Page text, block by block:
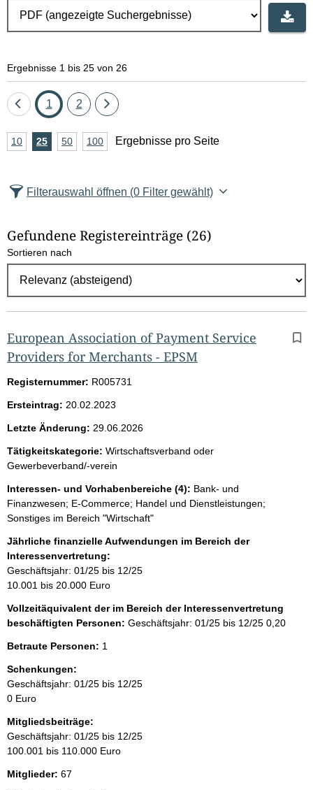
Ergebnisse 1 bis 25 von 26
Eine
zurück
Seite
1 Seite
2
Eine
vor
A
z
l
E
g
e
b
n
i
e
p
r
o
S
i
t
e
10Ergebnisse
25Ergebnisse
50Ergebnisse
100Ergebnisse
Ergebnisse pro Seite
Filterauswahl öffnen (0 Filter gewählt)
Gefundene Registereinträge (26)
Sortieren nach
European Association of Payment Service
Providers for Merchants - EPSM
Registernummer: R005731
Ersteintrag: 20.02.2023
Letzte Änderung: 29.06.2026
Tätigkeitskategorie: Wirtschaftsverband oder
Gewerbeverband/-verein
Interessen- und Vorhabenbereiche (4): Bank- und
Finanzwesen; E-Commerce; Handel und Dienstleistungen;
Sonstiges im Bereich "Wirtschaft"
Jährliche finanzielle Aufwendungen im Bereich der
Interessenvertretung:
Geschäftsjahr: 01/25 bis 12/25
10.001 bis 20.000 Euro
Vollzeitäquivalent der im Bereich der Interessenvertretung
beschäftigten Personen: Geschäftsjahr: 01/25 bis 12/25 0,20
Betraute Personen: 1
Schenkungen:
Geschäftsjahr: 01/25 bis 12/25
0 Euro
Mitgliedsbeiträge:
Geschäftsjahr: 01/25 bis 12/25
100.001 bis 110.000 Euro
Mitglieder: 67